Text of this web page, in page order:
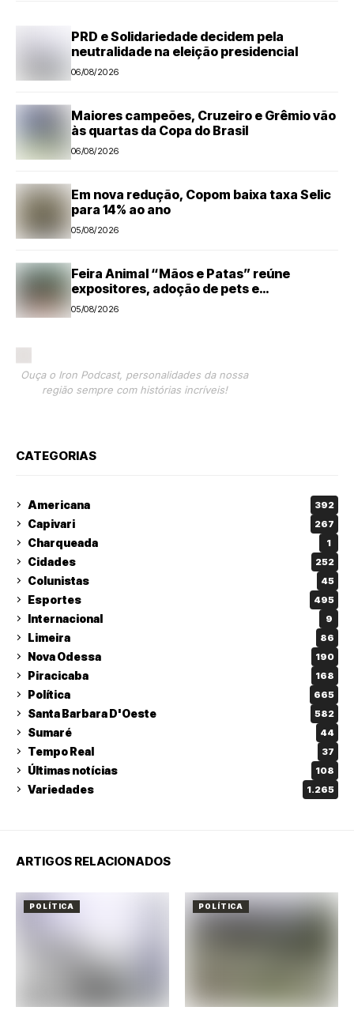
PRD e Solidariedade decidem pela
neutralidade na eleição presidencial
06/08/2026
Maiores campeões, Cruzeiro e Grêmio vão
às quartas da Copa do Brasil
06/08/2026
Em nova redução, Copom baixa taxa Selic
para 14% ao ano
05/08/2026
Feira Animal “Mãos e Patas” reúne
expositores, adoção de pets e
microchipagem gratuita neste sábado em
Santa Bárbara d’Oeste
05/08/2026
Ouça o Iron Podcast, personalidades da nossa
região sempre com histórias incríveis!
CATEGORIAS
Americana 392
Capivari 267
Charqueada 1
Cidades 252
Colunistas 45
Esportes 495
Internacional 9
Limeira 86
Nova Odessa 190
Piracicaba 168
Política 665
Santa Barbara D'Oeste 582
Sumaré 44
Tempo Real 37
Últimas notícias 108
Variedades 1.265
ARTIGOS RELACIONADOS
POLÍTICA POLÍTICA